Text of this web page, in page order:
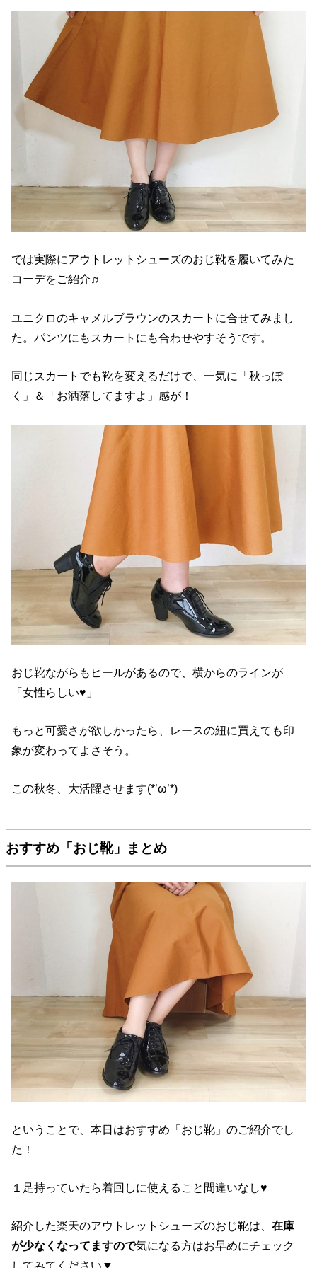
では実際にアウトレットシューズのおじ靴を履いてみた
コーデをご紹介♬
ユニクロのキャメルブラウンのスカートに合せてみまし
た。パンツにもスカートにも合わせやすそうです。
同じスカートでも靴を変えるだけで、一気に「秋っぽ
く」＆「お洒落してますよ」感が！
おじ靴ながらもヒールがあるので、横からのラインが
「女性らしい♥」
もっと可愛さが欲しかったら、レースの紐に買えても印
象が変わってよさそう。
この秋冬、大活躍させます(*’ω’*)
おすすめ「おじ靴」まとめ
ということで、本日はおすすめ「おじ靴」のご紹介でし
た！
１足持っていたら着回しに使えること間違いなし♥
紹介した楽天のアウトレットシューズのおじ靴は、在庫
が少なくなってますので気になる方はお早めにチェック